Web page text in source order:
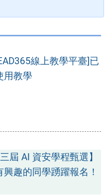
線上教學平臺]已
用教學
三屆 AI 資安學程甄選】
趣的同學踴躍報名！